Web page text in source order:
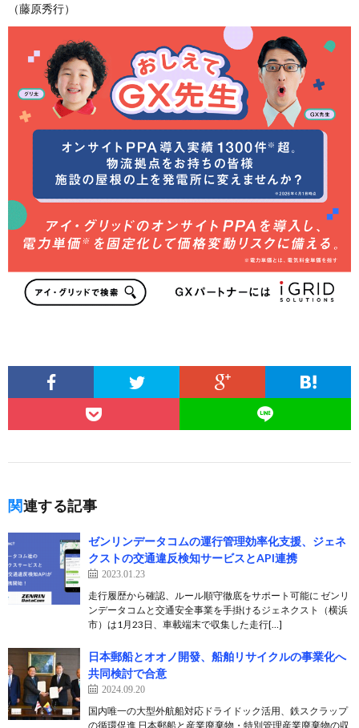
（藤原秀行）
関連する記事
ゼンリンデータコムの運行管理効率化支援、ジェネ
クストの交通違反検知サービスとAPI連携
2023.01.23
走行履歴から確認、ルール順守徹底をサポート可能に ゼンリ
ンデータコムと交通安全事業を手掛けるジェネクスト（横浜
市）は1月23日、車載端末で収集した走行[…]
日本郵船とオオノ開發、船舶リサイクルの事業化へ
共同検討で合意
2024.09.20
国内唯一の大型外航船対応ドライドック活用、鉄スクラップ
の循環促進 日本郵船と産業廃棄物・特別管理産業廃棄物の収